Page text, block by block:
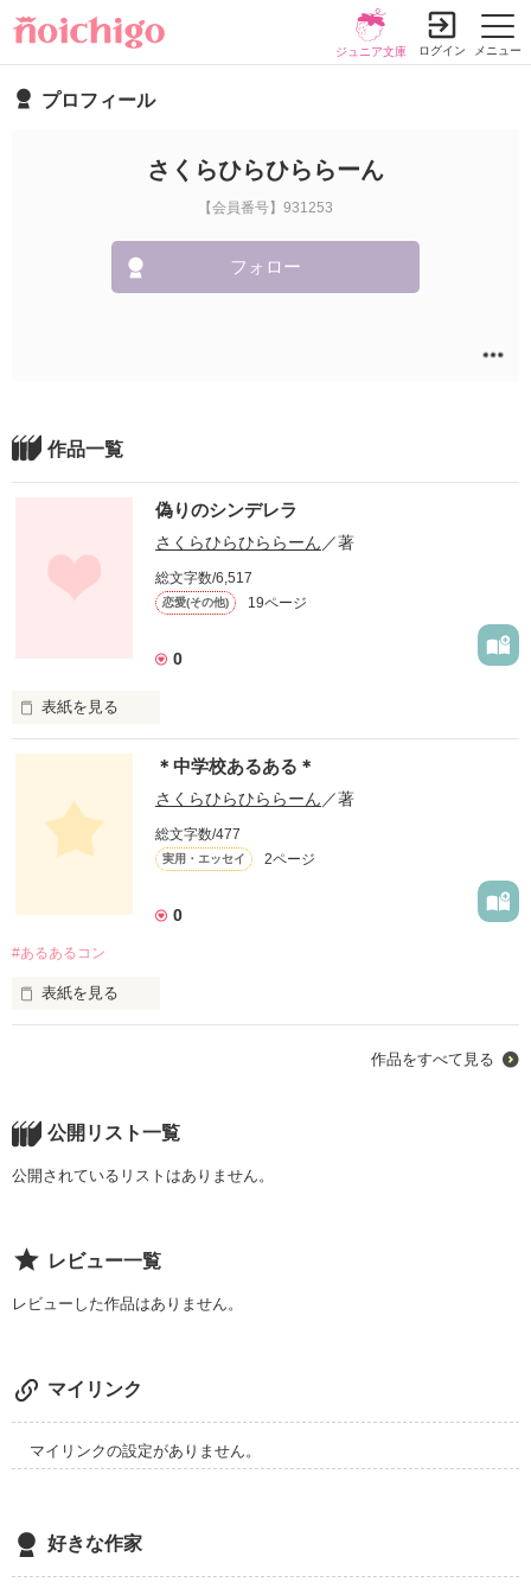
メニュー
ジュニア文庫 ログイン
プロフィール
さくらひらひららーん
【会員番号】931253
フォロー
作品一覧
偽りのシンデレラ
さくらひらひららーん ／著
総文字数/6,517
恋愛(その他) 19ページ
0
表紙を見る
二人の双子。
一人はシンデレラ。もう一人は…
"偽りのシンデレラ"
姉と顔は全く同じなのに扱いだけが違う。
いるのでしょうか。
「あんたなんかいても意味がない。」
「優しさと勇気と思いやりがあればどんな困難も乗り越えられ
「涼太く…ん…」
＊中学校あるある＊
さくらひらひららーん ／著
総文字数/477
実用・エッセイ 2ページ
0
#あるあるコン
表紙を見る
作品をすべて見る
公開リスト一覧
公開されているリストはありません。
レビュー一覧
レビューした作品はありません。
マイリンク
マイリンクの設定がありません。
好きな作家